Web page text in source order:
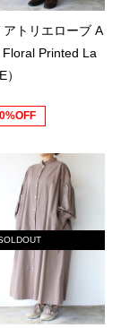
アトリエローブ A
Printed La